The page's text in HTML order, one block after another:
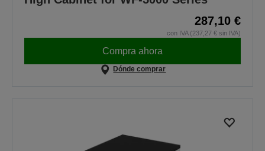
287,10 €
con IVA (237,27 € sin IVA)
Compra ahora
Dónde comprar